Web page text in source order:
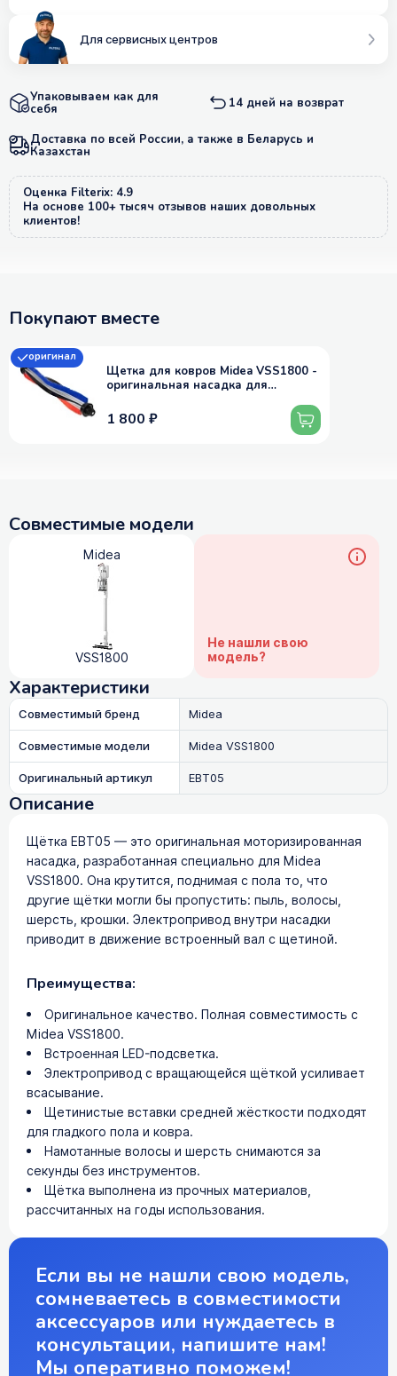
Для сервисных центров
Упаковываем как для
себя 14 дней на возврат
Доставка по всей России, а также в Беларусь и
Казахстан
Оценка Filterix: 4.9
На основе 100+ тысяч отзывов наших довольных
клиентов!
Покупают вместе
Щетка для ковров Midea VSS1800 -
оригинальная насадка для
оригинал
1 800 ₽
Совместимые модели
Midea
VSS1800
Не нашли свою
модель?
Характеристики
Совместимый бренд
Midea
Совместимые модели
Midea VSS1800
Оригинальный артикул
EBT05
Описание
Щётка EBT05 — это оригинальная моторизированная
насадка, разработанная специально для Midea
VSS1800. Она крутится, поднимая с пола то, что
другие щётки могли бы пропустить: пыль, волосы,
шерсть, крошки. Электропривод внутри насадки
приводит в движение встроенный вал с щетиной.
Преимущества:
Оригинальное качество. Полная совместимость с
Midea VSS1800.
Встроенная LED-подсветка.
Электропривод с вращающейся щёткой усиливает
всасывание.
Щетинистые вставки средней жёсткости подходят
для гладкого пола и ковра.
Намотанные волосы и шерсть снимаются за
секунды без инструментов.
Щётка выполнена из прочных материалов,
рассчитанных на годы использования.
Если вы не нашли свою модель,
сомневаетесь в совместимости
аксессуаров или нуждаетесь в
консультации, напишите нам!
Мы оперативно поможем!